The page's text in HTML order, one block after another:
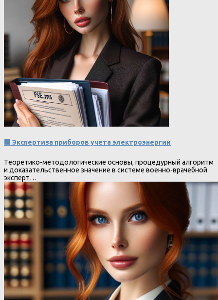
🟩 Экспертиза приборов учета электроэнергии
Теоретико-методологические основы, процедурный алгоритм
и доказательственное значение в системе военно-врачебной
эксперт…